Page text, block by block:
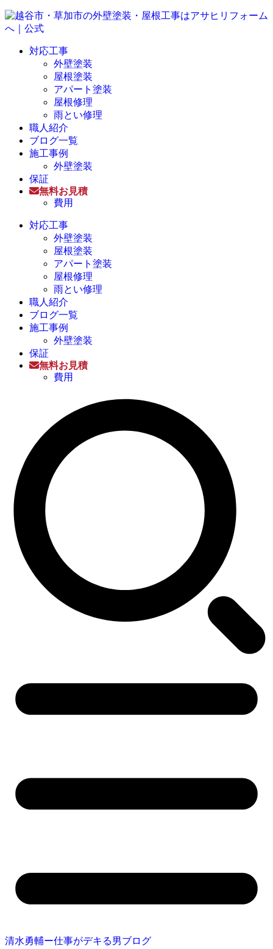
対応工事
外壁塗装
屋根塗装
アパート塗装
屋根修理
雨とい修理
職人紹介
ブログ一覧
施工事例
外壁塗装
保証
無料お見積
費用
対応工事
外壁塗装
屋根塗装
アパート塗装
屋根修理
雨とい修理
職人紹介
ブログ一覧
施工事例
外壁塗装
保証
無料お見積
費用
清水勇輔ー仕事がデキる男ブログ